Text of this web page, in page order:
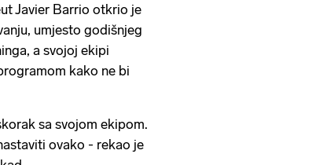
Javier Barrio otkrio je
umjesto godišnjeg
a svojoj ekipi
kako ne bi
sa svojom ekipom.
ovako - rekao je